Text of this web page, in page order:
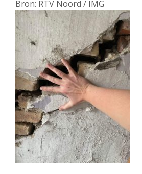
Bron: RTV Noord / IMG